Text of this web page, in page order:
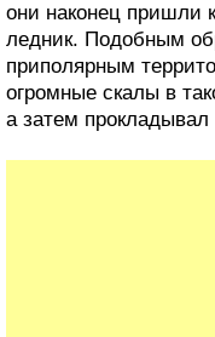
они наконец пришли
ледник. Подобным
приполярным
огромные скалы в
а затем